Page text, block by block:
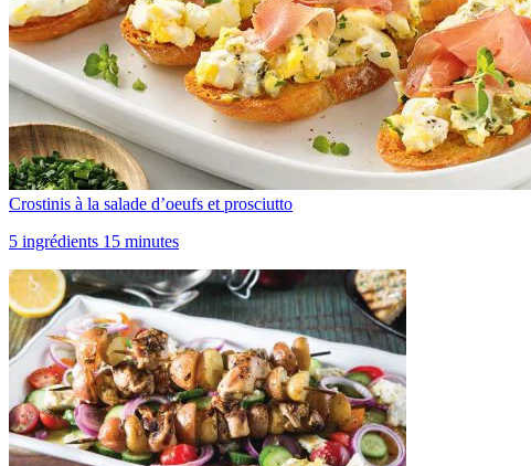
Crostinis à la salade d’oeufs et prosciutto
5 ingrédients 15 minutes